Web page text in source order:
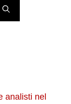
analisti nel